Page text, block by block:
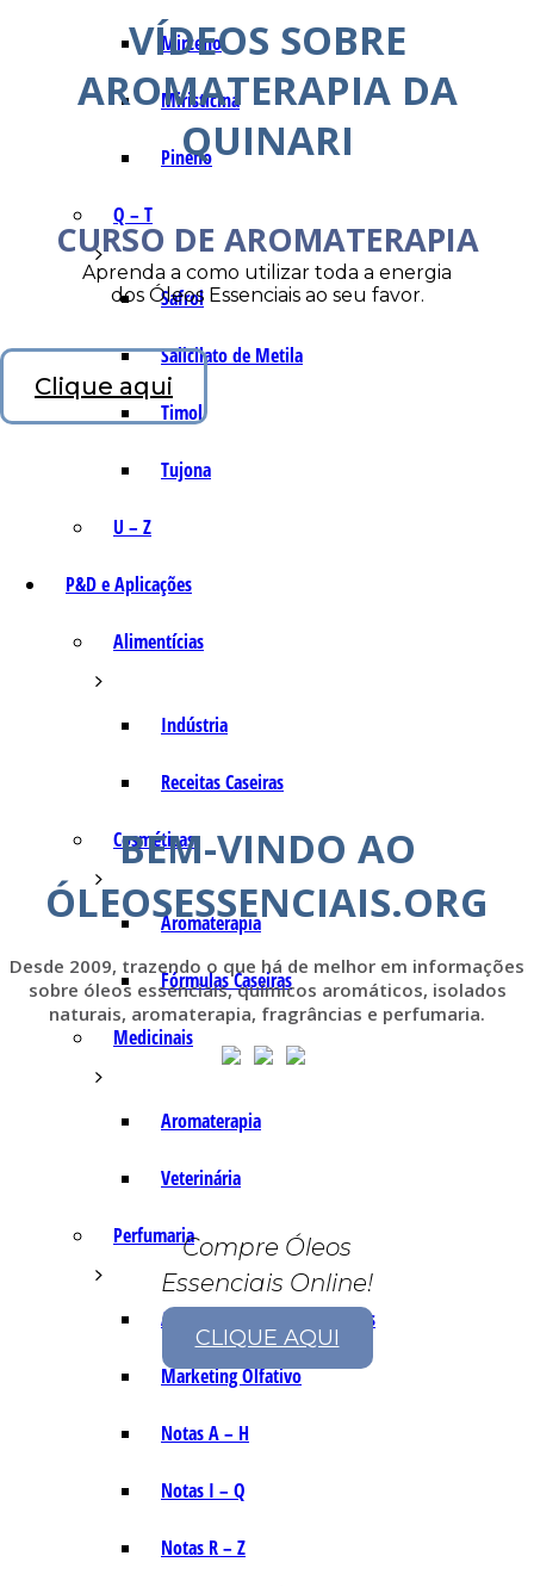
Mirceno
Miristicina
Pineno
Q – T
Safrol
Salicilato de Metila
Timol
Tujona
U – Z
P&D e Aplicações
Alimentícias
Indústria
Receitas Caseiras
Cosméticas
Aromaterapia
Fórmulas Caseiras
Medicinais
Aromaterapia
Veterinária
Perfumaria
As Notas e Famílias Olfativas
Marketing Olfativo
Notas A – H
Notas I – Q
Notas R – Z
VÍDEOS SOBRE
AROMATERAPIA DA
QUINARI
CURSO DE AROMATERAPIA
Aprenda a como utilizar toda a energia
dos Óleos Essenciais ao seu favor.
Clique aqui
BEM-VINDO AO
ÓLEOSESSENCIAIS.ORG
Desde 2009, trazendo o que há de melhor em informações
sobre óleos essenciais, químicos aromáticos, isolados
naturais, aromaterapia, fragrâncias e perfumaria.
Compre Óleos
Essenciais Online!
CLIQUE AQUI